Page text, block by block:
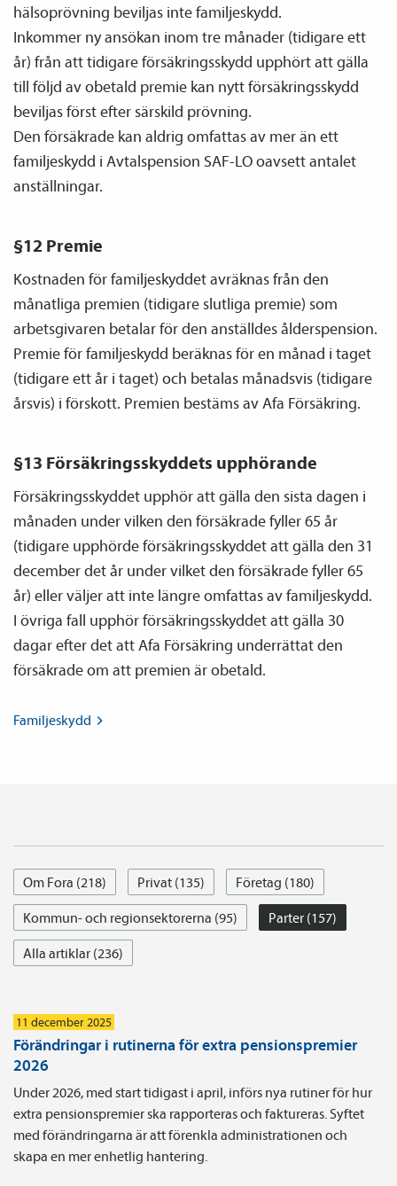
hälsoprövning beviljas inte familje­skydd.
Inkommer ny ansökan inom tre månader (tidigare ett
år) från att tidigare försäkringsskydd upphört att gälla
till följd av obetald premie kan nytt försäkringsskydd
beviljas först efter särskild prövning.
Den försäkrade kan aldrig omfattas av mer än ett
familje­skydd i Avtals­pension SAF-LO oavsett antalet
anställningar.
§12 Premie
Kostnaden för familje­skyddet avräknas från den
månatliga premien (tidigare slutliga premie) som
arbetsgivaren betalar för den anställdes ålders­pension.
Premie för familje­skydd beräknas för en månad i taget
(tidigare ett år i taget) och betalas månadsvis (tidigare
årsvis) i förskott. Premien bestäms av Afa Försäkring.
§13 Försäkringsskyddets upphörande
Försäkringsskyddet upphör att gälla den sista dagen i
månaden under vilken den försäkrade fyller 65 år
(tidigare upphörde försäkringsskyddet att gälla den 31
december det år under vilket den försäkrade fyller 65
år) eller väljer att inte längre omfattas av familje­skydd.
I övriga fall upphör försäkringsskyddet att gälla 30
dagar efter det att Afa Försäkring underrättat den
försäkrade om att premien är obetald.
Familje­skydd
Om Fora (218) Privat (135)
Företag (180)
Kommun- och regionsektorerna (95)
Parter (157)
Alla artiklar (236)
11 december 2025
Förändringar i rutinerna för extra pensionspremier
2026
Under 2026, med start tidigast i april, införs nya rutiner för hur
extra pensionspremier ska rapporteras och faktureras. Syftet
med förändringarna är att förenkla administrationen och
skapa en mer enhetlig hantering.